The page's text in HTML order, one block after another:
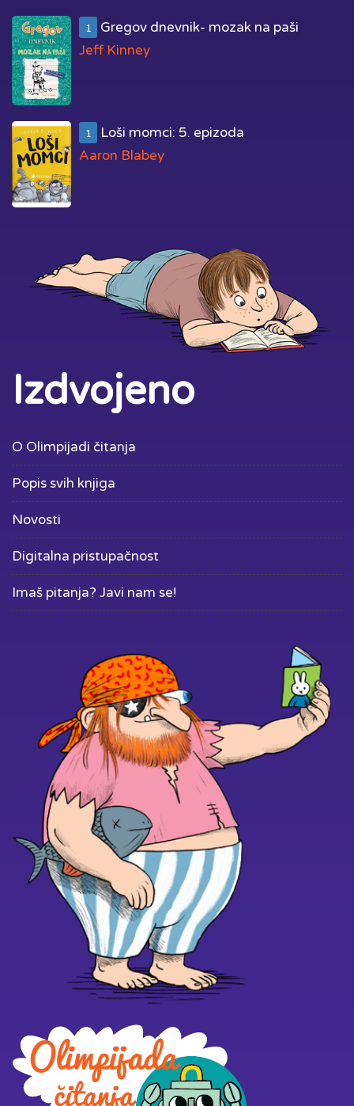
1
Gregov dnevnik- mozak na paši
Jeff Kinney
1
Loši momci: 5. epizoda
Aaron Blabey
Izdvojeno
O Olimpijadi čitanja
Popis svih knjiga
Novosti
Digitalna pristupačnost
Imaš pitanja? Javi nam se!